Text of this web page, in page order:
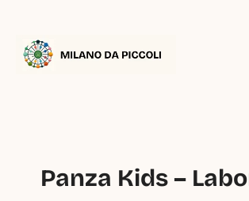
Panza Kids –